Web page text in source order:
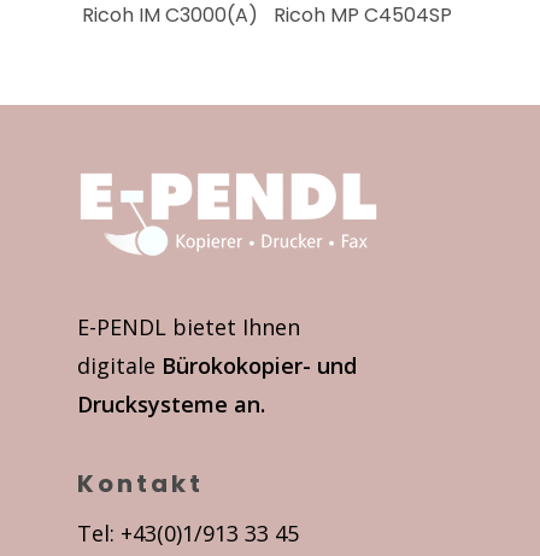
Ricoh IM C3000(A) Ricoh MP C4504SP
E-PENDL bietet Ihnen
digitale Bürokokopier- und
Drucksysteme an.
Kontakt
Tel: +43(0)1/913 33 45